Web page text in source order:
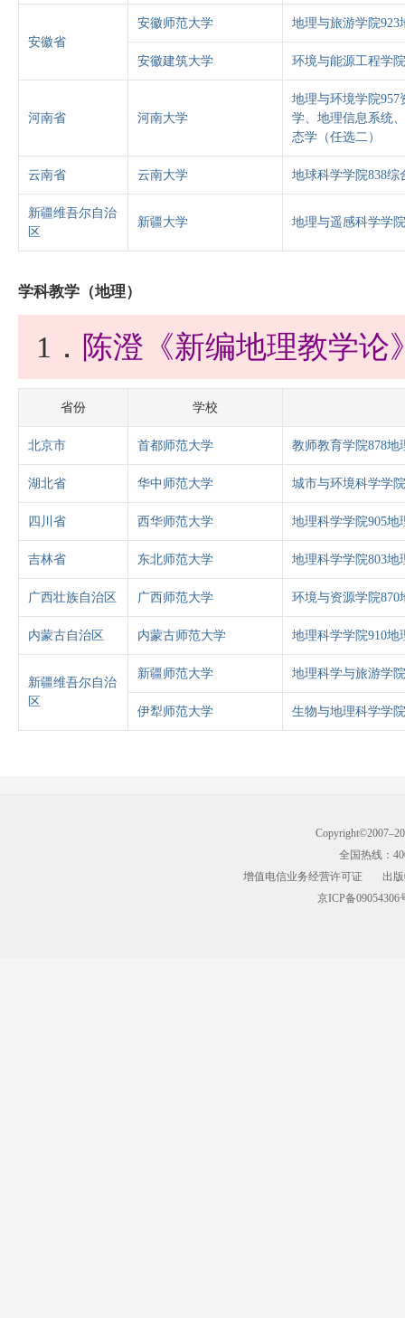
安徽省
安徽师范大学 地理与旅游学院923
安徽建筑大学 环境与能源工程学
河南省 河南大学
地理与环境学院957
学、地理信息系统
态学（任选二）
云南省 云南大学 地球科学学院838综
新疆维吾尔自治
区
新疆大学 地理与遥感科学学
学科教学（地理）
1． 陈澄《新编地理教学论
省份 学校
北京市 首都师范大学 教师教育学院878
湖北省 华中师范大学 城市与环境科学学
四川省 西华师范大学 地理科学学院905
吉林省 东北师范大学 地理科学学院803
广西壮族自治区 广西师范大学 环境与资源学院
内蒙古自治区 内蒙古师范大学 地理科学学院910
新疆维吾尔自治
区
新疆师范大学 地理科学与旅游学
伊犁师范大学 生物与地理科学学
全国热线：
增值电信业务经营许可证
出
京ICP备09054306